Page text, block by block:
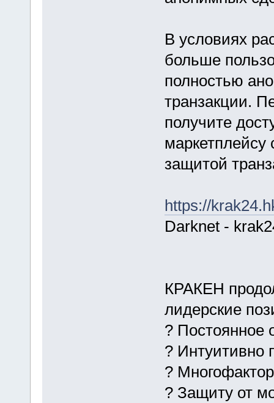
В условиях
больше
полностью
транзакции.
получите
защитой
https://
Darknet -
КРАКЕН
лидерские
? Постоянное
? Интуитивно
?
? Защиту от